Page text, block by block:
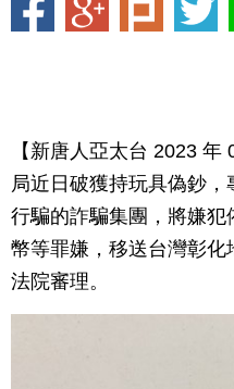
【新唐人亞太台 2023
局近日破獲持玩具偽鈔
行騙的詐騙集團，將嫌
幣等罪嫌，移送台灣彰
法院審理。